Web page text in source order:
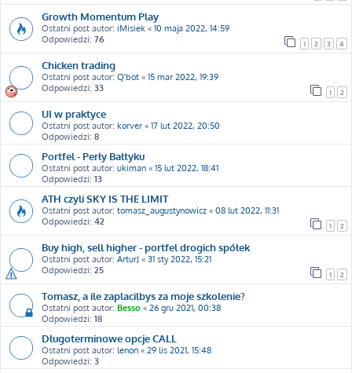
Growth Momentum Play
Ostatni post autor: iMisiek « 10 maja 2022, 14:59
Odpowiedzi: 76 1 2 3 4
Chicken trading
Ostatni post autor: Q'bot « 15 mar 2022, 19:39
Odpowiedzi: 33 1 2
UI w praktyce
Ostatni post autor: korver « 17 lut 2022, 20:50
Odpowiedzi: 8
Portfel - Perły Bałtyku
Ostatni post autor: ukiman « 15 lut 2022, 18:41
Odpowiedzi: 13
ATH czyli SKY IS THE LIMIT
Ostatni post autor: tomasz_augustynowicz « 08 lut 2022, 11:31
Odpowiedzi: 42 1 2
Buy high, sell higher - portfel drogich spółek
Ostatni post autor: ArturJ « 31 sty 2022, 15:21
Odpowiedzi: 25 1 2
Tomasz, a ile zaplacilbys za moje szkolenie?
Ostatni post autor: Besso « 26 gru 2021, 00:38
Odpowiedzi: 18
Długoterminowe opcje CALL
Ostatni post autor: lenon « 29 lis 2021, 15:48
Odpowiedzi: 3